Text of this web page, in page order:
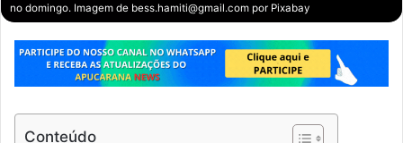
no domingo. Imagem de bess.hamiti@gmail.com por Pixabay
Conteúdo